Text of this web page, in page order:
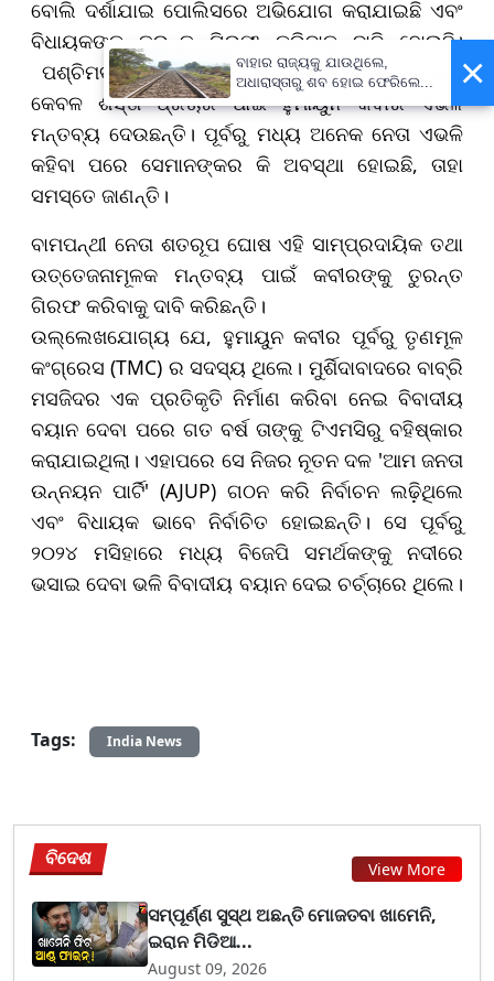
ବୋଲି ଦର୍ଶାଯାଇ ପୋଲିସରେ ଅଭିଯୋଗ କରାଯାଇଛି ଏବଂ
ବିଧାୟକଙ୍କୁ ତୁରନ୍ତ ଗିରଫ କରିବାକୁ ଦାବି ହୋଇଛି।
ପଶ୍ଚିମବଙ୍ଗର ମନ୍ତ୍ରୀ ଦିଲୀପ ଘୋଷ କହିଛନ୍ତି ଯେ,
କେବଳ ଶସ୍ତା ପ୍ରଚାର ପାଇଁ ହୁମାୟୁନ କବୀର ଏଭଳି
ମନ୍ତବ୍ୟ ଦେଉଛନ୍ତି। ପୂର୍ବରୁ ମଧ୍ୟ ଅନେକ ନେତା ଏଭଳି
କହିବା ପରେ ସେମାନଙ୍କର କି ଅବସ୍ଥା ହୋଇଛି, ତାହା
ସମସ୍ତେ ଜାଣନ୍ତି।
ବାମପନ୍ଥୀ ନେତା ଶତରୂପ ଘୋଷ ଏହି ସାମ୍ପ୍ରଦାୟିକ ତଥା
ଉତ୍ତେଜନାମୂଳକ ମନ୍ତବ୍ୟ ପାଇଁ କବୀରଙ୍କୁ ତୁରନ୍ତ
ଗିରଫ କରିବାକୁ ଦାବି କରିଛନ୍ତି।
ଉଲ୍ଲେଖଯୋଗ୍ୟ ଯେ, ହୁମାୟୁନ କବୀର ପୂର୍ବରୁ ତୃଣମୂଳ
କଂଗ୍ରେସ (TMC) ର ସଦସ୍ୟ ଥିଲେ। ମୁର୍ଶିଦାବାଦରେ ବାବ୍ରି
ମସଜିଦର ଏକ ପ୍ରତିକୃତି ନିର୍ମାଣ କରିବା ନେଇ ବିବାଦୀୟ
ବୟାନ ଦେବା ପରେ ଗତ ବର୍ଷ ତାଙ୍କୁ ଟିଏମସିରୁ ବହିଷ୍କାର
କରାଯାଇଥିଲା। ଏହାପରେ ସେ ନିଜର ନୂତନ ଦଳ 'ଆମ ଜନତା
ଉନ୍ନୟନ ପାର୍ଟି' (AJUP) ଗଠନ କରି ନିର୍ବାଚନ ଲଢ଼ିଥିଲେ
ଏବଂ ବିଧାୟକ ଭାବେ ନିର୍ବାଚିତ ହୋଇଛନ୍ତି। ସେ ପୂର୍ବରୁ
୨୦୨୪ ମସିହାରେ ମଧ୍ୟ ବିଜେପି ସମର୍ଥକଙ୍କୁ ନଦୀରେ
ଭସାଇ ଦେବା ଭଳି ବିବାଦୀୟ ବୟାନ ଦେଇ ଚର୍ଚ୍ଚାରେ ଥିଲେ।
Tags: India News
ବିଦେଶ View More
ସମ୍ପୂର୍ଣ୍ଣ ସୁସ୍ଥ ଅଛନ୍ତି ମୋଜତବା ଖାମେନି,
ଇରାନ ମିଡିଆ...
August 09, 2026
×
ବାହାର ରାଜ୍ୟକୁ ଯାଉଥିଲେ,
ଅଧାରାସ୍ତାରୁ ଶବ ହୋଇ ଫେରିଲେ...